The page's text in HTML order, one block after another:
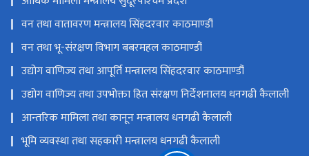
वन तथा वातावरण मन्त्रालय सिंहदरवार काठमाण्डौं
वन तथा भू-संरक्षण विभाग बबरमहल काठमाण्डौं
उद्योग वाणिज्य तथा आपूर्ति मन्त्रालय सिंहदरवार काठमाण्डौं
उद्योग वाणिज्य तथा उपभोक्ता हित संरक्षण निर्देशनालय धनगढी कैलाली
आन्तरिक मामिला तथा कानून मन्त्रालय धनगढी कैलाली
भूमि व्यवस्था तथा सहकारी मन्त्रालय धनगढी कैलाली